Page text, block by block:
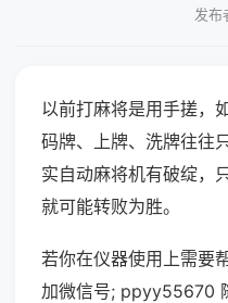
发布
以前打麻将是用手搓，
码牌、上牌、洗牌往往
实自动麻将机有破绽，
就可能转败为胜。
若你在仪器使用上需要
加微信号; ppyy55670